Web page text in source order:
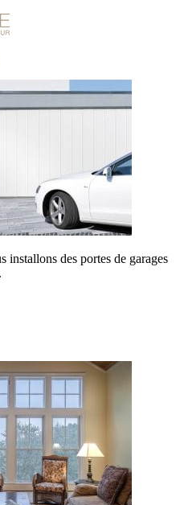
installons des portes de garages